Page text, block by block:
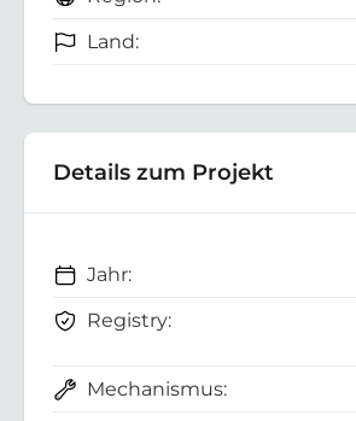
Land:
Details zum Projekt
Jahr:
Registry:
Mechanismus: